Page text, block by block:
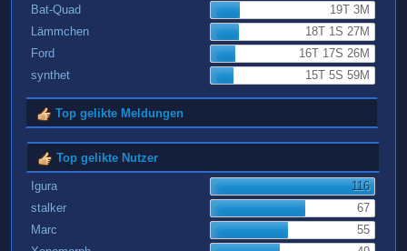
Bat-Quad
19T 3M
Lämmchen
18T 1S 27M
Ford
16T 17S 26M
synthet
15T 5S 59M
Top gelikte Meldungen
Top gelikte Nutzer
Igura
116
stalker
67
Marc
55